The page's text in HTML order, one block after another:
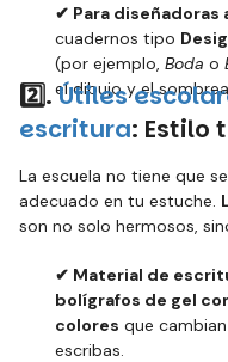
✔ Para diseñadoras
cuadernos tipo
(por ejemplo, Boda o
el dibujo y el
2️⃣.Útiles
escritura: Estilo
La escuela no tiene que
adecuado en tu estuche.
son no solo hermosos,
✔ Material de
bolígrafos de gel
colores que
escribas.